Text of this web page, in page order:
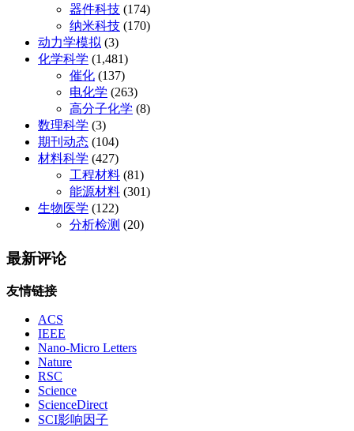
器件科技 (174)
纳米科技 (170)
动力学模拟 (3)
化学科学 (1,481)
催化 (137)
电化学 (263)
高分子化学 (8)
数理科学 (3)
期刊动态 (104)
材料科学 (427)
工程材料 (81)
能源材料 (301)
生物医学 (122)
分析检测 (20)
最新评论
友情链接
ACS
IEEE
Nano-Micro Letters
Nature
RSC
Science
ScienceDirect
SCI影响因子